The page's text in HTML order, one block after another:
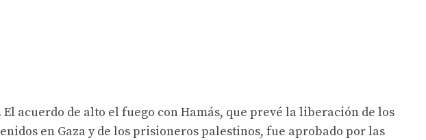
acuerdo de alto el fuego con Hamás, que prevé la liberación de los
en Gaza y de los prisioneros palestinos, fue aprobado por las